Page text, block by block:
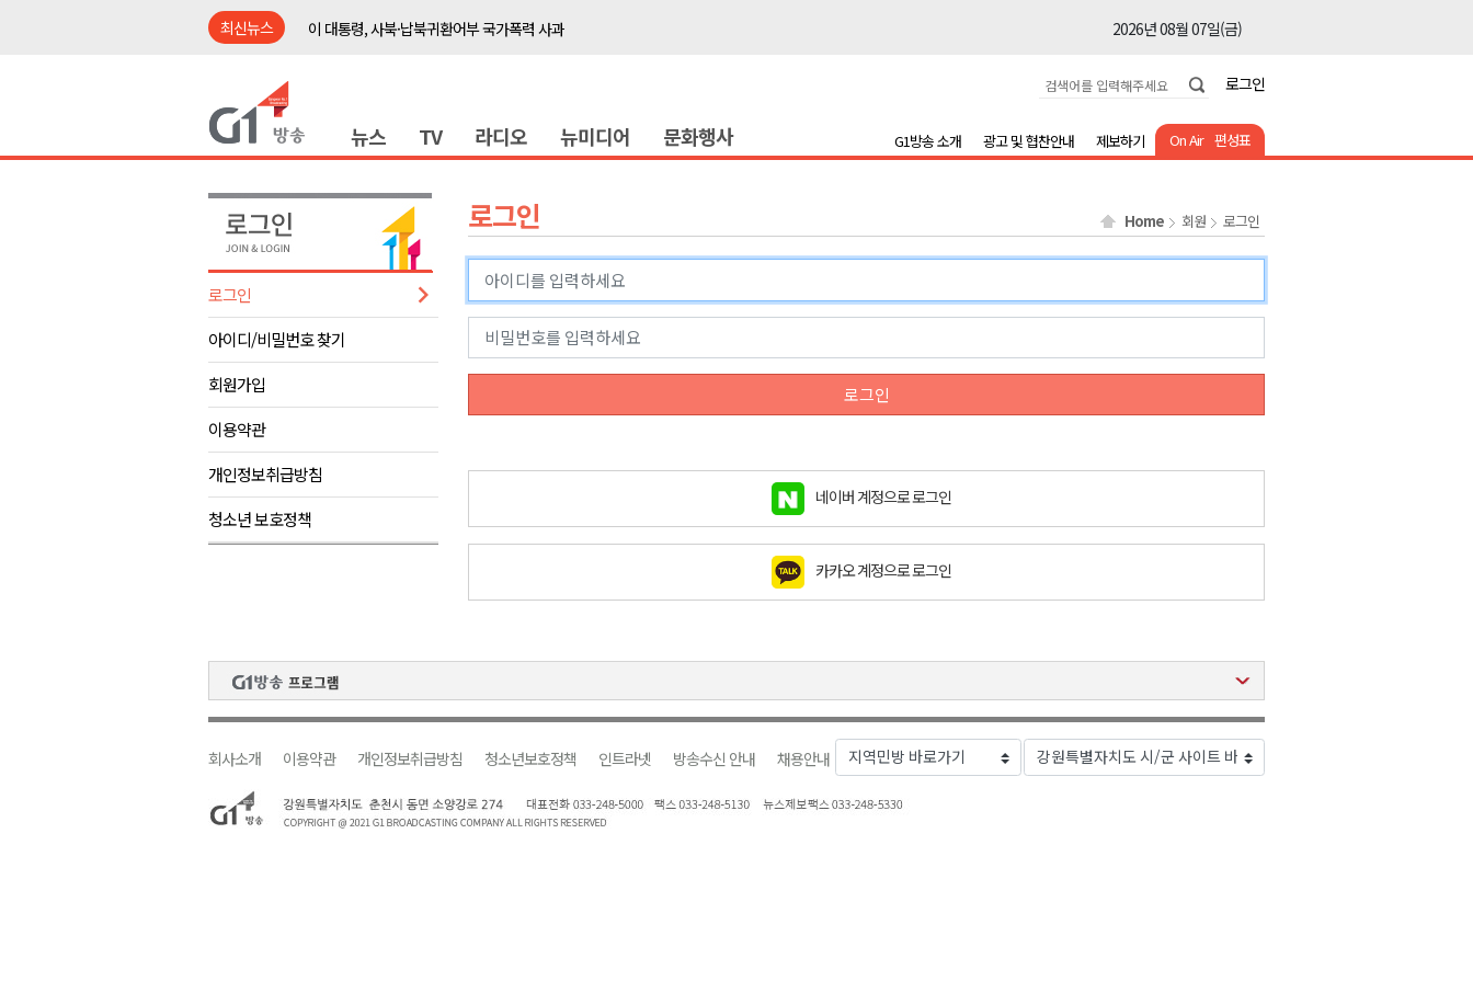
최신뉴스
이 대통령, 사북·납북귀환어부 국가폭력 사과
2026년 08월 07일(금)
2026년 08월 07일(금)
이광재 국회 예결위원장, 강릉시 초청 특별 강연
2026년 08월 07일(금)
육동한 시장, 국제스케이트장 춘천 유치 건의
영월군, 국·도비 확보 보고회 개최
2026년 08월 07일(금)
삼척 공공산후조리원 이전 시급
강원자치도교육청 교감급 이상 387명 인사
2026년 08월 07일(금)
도-시군 첫 간담회..우상호 "하나된 공동체"
이 대통령, 사북·납북귀환어부 국가폭력 사과
2026년 08월 07일(금)
여름축제 더위와 전쟁..물놀이 접목
2026년 08월 07일(금)
강원도, 최휘영 문체부장관과 정책간담회
이광재 국회 예결위원장, 강릉시 초청 특별 강연
검찰청 폐지..해결 과제 산적
강원자치도교육청 교감급 이상 387명 인사
2026년 08월 07일(금)
로그인
뉴스 TV 라디오 뉴미디어 문화행사 On Air 편성표
G1방송 소개 광고 및 협찬안내 제보하기
로그인
아이디/비밀번호 찾기
회원가입
이용약관
개인정보취급방침
청소년 보호정책
로그인 Home 회원 로그인
로그인
네이버 계정으로 로그인
카카오 계정으로 로그인
회사소개 이용약관 개인정보취급방침 청소년보호정책 인트라넷 방송수신 안내 채용안내